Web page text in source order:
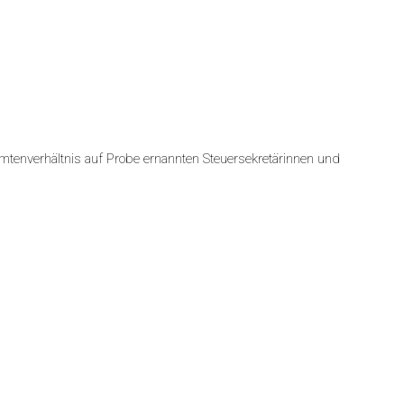
auf Probe ernannten Steuersekretärinnen und